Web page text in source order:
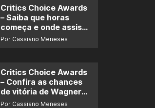
Critics Choice Awards
– Saiba que horas
começa e onde assistir
ao prêmio
Por Cassiano Meneses
Critics Choice Awards
– Confira as chances
de vitória de Wagner
Moura e de ‘O Agente
Por Cassiano Meneses